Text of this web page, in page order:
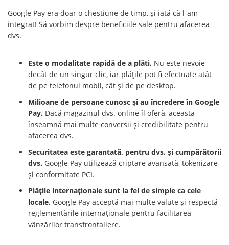
Google Pay era doar o chestiune de timp, și iată că l-am
integrat! Să vorbim despre beneficiile sale pentru afacerea
dvs.
Este o modalitate rapidă de a plăti. Nu este nevoie
decât de un singur clic, iar plățile pot fi efectuate atât
de pe telefonul mobil, cât și de pe desktop.
Milioane de persoane cunosc și au încredere în Google
Pay. Dacă magazinul dvs. online îl oferă, aceasta
înseamnă mai multe conversii și credibilitate pentru
afacerea dvs.
Securitatea este garantată, pentru dvs. și cumpărătorii
dvs. Google Pay utilizează criptare avansată, tokenizare
și conformitate PCI.
Plățile internaționale sunt la fel de simple ca cele
locale. Google Pay acceptă mai multe valute și respectă
reglementările internaționale pentru facilitarea
vânzărilor transfrontaliere.